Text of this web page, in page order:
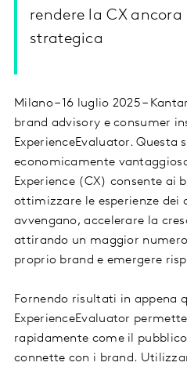
rendere la CX
strategica
Milano – 16 luglio 2025 –
brand advisory e consumer
ExperienceEvaluator. Questa
economicamente
Experience (CX) consente ai
ottimizzare le esperienze dei
avvengano, accelerare la
attirando un maggior
proprio brand e emergere
Fornendo risultati in appena
ExperienceEvaluator
rapidamente come il
connette con i brand.